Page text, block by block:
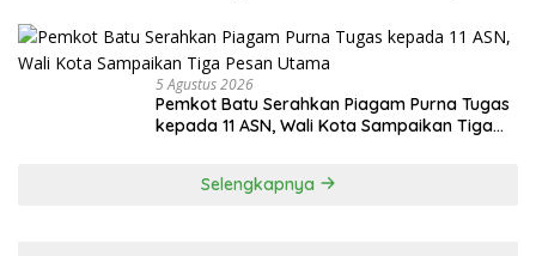
5 Agustus 2026
Pemkot Batu Serahkan Piagam Purna Tugas
kepada 11 ASN, Wali Kota Sampaikan Tiga
Selengkapnya